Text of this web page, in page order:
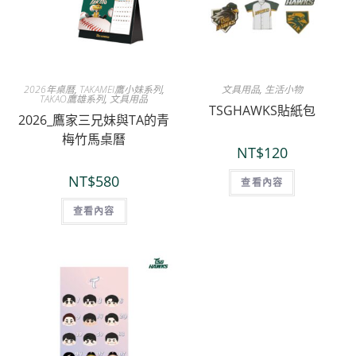
2026年桌曆, TAKAMEI鷹小妹系列,
TAKAO鷹雄系列, 文具用品
2026_鷹家三兄妹與TA的青
梅竹馬桌曆
NT$580
查看內容
文具用品, 生活小物
TSGHAWKS貼紙包
NT$120
查看內容